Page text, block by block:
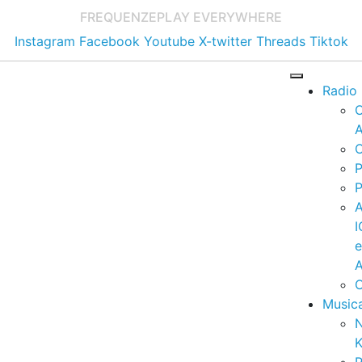
FREQUENZEPLAY EVERYWHERE
Instagram Facebook Youtube X-twitter Threads Tiktok
Radio
e